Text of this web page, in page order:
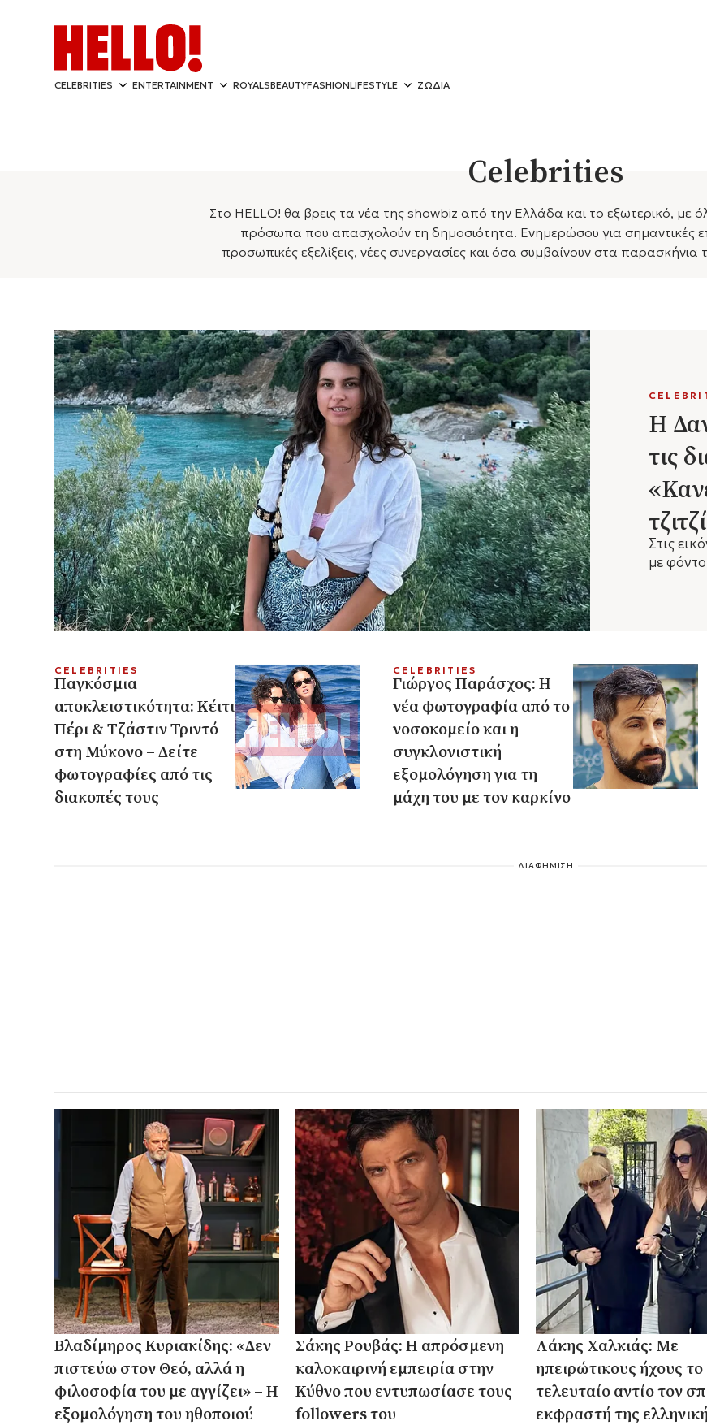
CELEBRITIES ENTERTAINMENT ROYALSBEAUTYFASHIONLIFESTYLE ΖΩΔΙΑ
Celebrities
Στο HELLO! θα βρεις τα νέα της showbiz από την Ελλάδα και το εξωτερικό, με
πρόσωπα που απασχολούν τη δημοσιότητα. Ενημερώσου για σημαντικές
προσωπικές εξελίξεις, νέες συνεργασίες και όσα συμβαίνουν στα παρασκήνια
Η
τις
Στις
με
CELEBRITIES
Παγκόσμια
αποκλειστικότητα: Κέιτι
Πέρι & Τζάστιν Τριντό
στη Μύκονο – Δείτε
φωτογραφίες από τις
διακοπές τους
CELEBRITIES
Γιώργος Παράσχος: Η
νέα φωτογραφία από το
νοσοκομείο και η
συγκλονιστική
εξομολόγηση για τη
μάχη του με τον καρκίνο
ΔΙΑΦΗΜΙΣΗ
Βλαδίμηρος Κυριακίδης: «Δεν
πιστεύω στον Θεό, αλλά η
φιλοσοφία του με αγγίζει» – Η
εξομολόγηση του ηθοποιού
Σάκης Ρουβάς: Η απρόσμενη
καλοκαιρινή εμπειρία στην
Κύθνο που εντυπωσίασε τους
followers του
Λάκης Χαλκιάς: Με
ηπειρώτικους ήχους το
τελευταίο αντίο τον
εκφραστή της